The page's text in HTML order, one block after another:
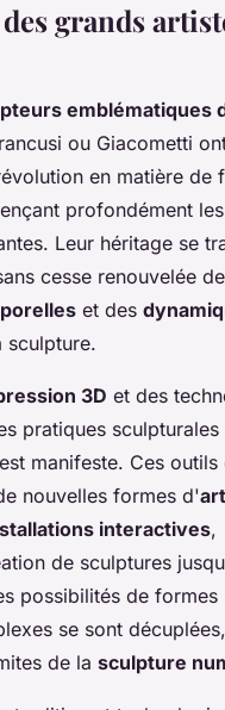
grands
emblématiques
ou Giacometti
en matière de
profondément les
Leur héritage se
cesse renouvelée
et des
sculpture.
3D et des
pratiques sculpturales
manifeste. Ces outils
nouvelles formes d'art
interactives,
de sculptures
possibilités de formes
se sont décuplées,
de la sculpture